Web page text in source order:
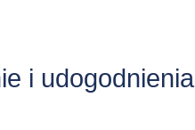
i udogodnienia